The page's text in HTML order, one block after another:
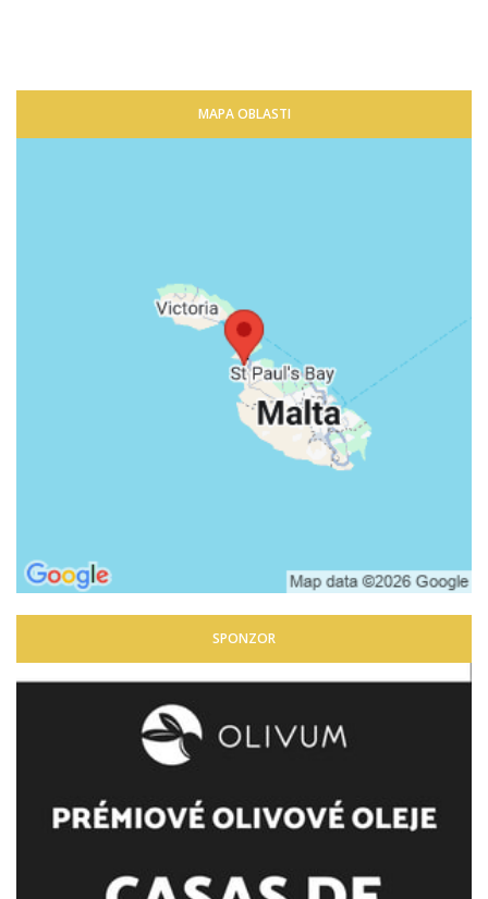
MAPA OBLASTI
SPONZOR